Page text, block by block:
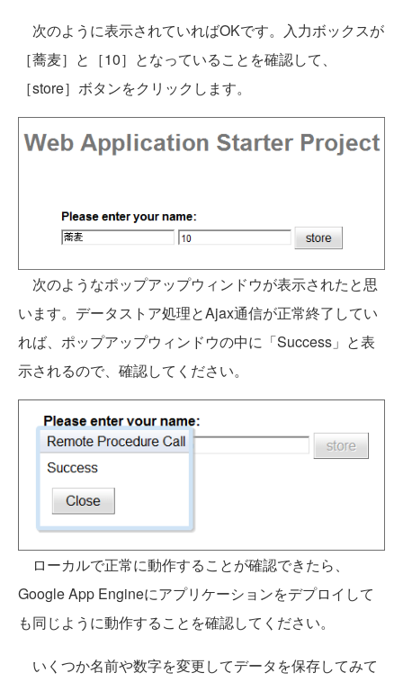
次のように表示されていればOKです。入力ボックスが
［蕎麦］と［10］となっていることを確認して、
［store］ボタンをクリックします。
次のようなポップアップウィンドウが表示されたと思
います。データストア処理とAjax通信が正常終了してい
れば、ポップアップウィンドウの中に「Success」と表
示されるので、確認してください。
ローカルで正常に動作することが確認できたら、
Google App Engineにアプリケーションをデプロイして
も同じように動作することを確認してください。
いくつか名前や数字を変更してデータを保存してみて